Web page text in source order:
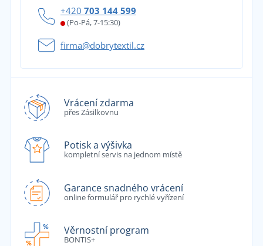
+420 703 144 599
(Po-Pá, 7-15:30)
firma@dobrytextil.cz
Vrácení zdarma
přes Zásilkovnu
Potisk a výšivka
kompletní servis na jednom místě
Garance snadného vrácení
online formulář pro rychlé vyřízení
Věrnostní program
BONTIS+